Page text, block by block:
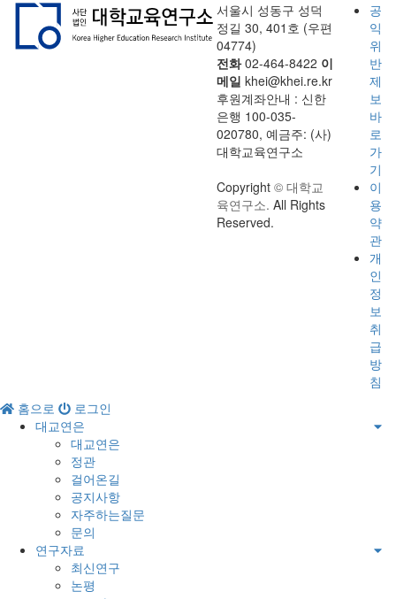
서울시 성동구 성덕
정길 30, 401호 (우편
04774)
전화02-464-8422 이
메일 khei@khei.re.kr
후원계좌안내 : 신한
은행 100-035-
020780, 예금주: (사)
대학교육연구소
Copyright © 대학교
육연구소. All Rights
Reserved.
공
익
위
반
제
보
바
로
가
기
이
용
약
관
개
인
정
보
취
급
방
침
홈으로
로그인
대교연은
대교연은
정관
걸어온길
공지사항
자주하는질문
문의
연구자료
최신연구
논평